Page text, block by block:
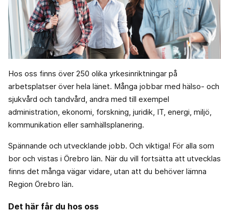
Hos oss finns över 250 olika yrkesinriktningar på
arbetsplatser över hela länet. Många jobbar med hälso- och
sjukvård och tandvård, andra med till exempel
administration, ekonomi, forskning, juridik, IT, energi, miljö,
kommunikation eller samhällsplanering.
Spännande och utvecklande jobb. Och viktiga! För alla som
bor och vistas i Örebro län. När du vill fortsätta att utvecklas
finns det många vägar vidare, utan att du behöver lämna
Region Örebro län.
Det här får du hos oss